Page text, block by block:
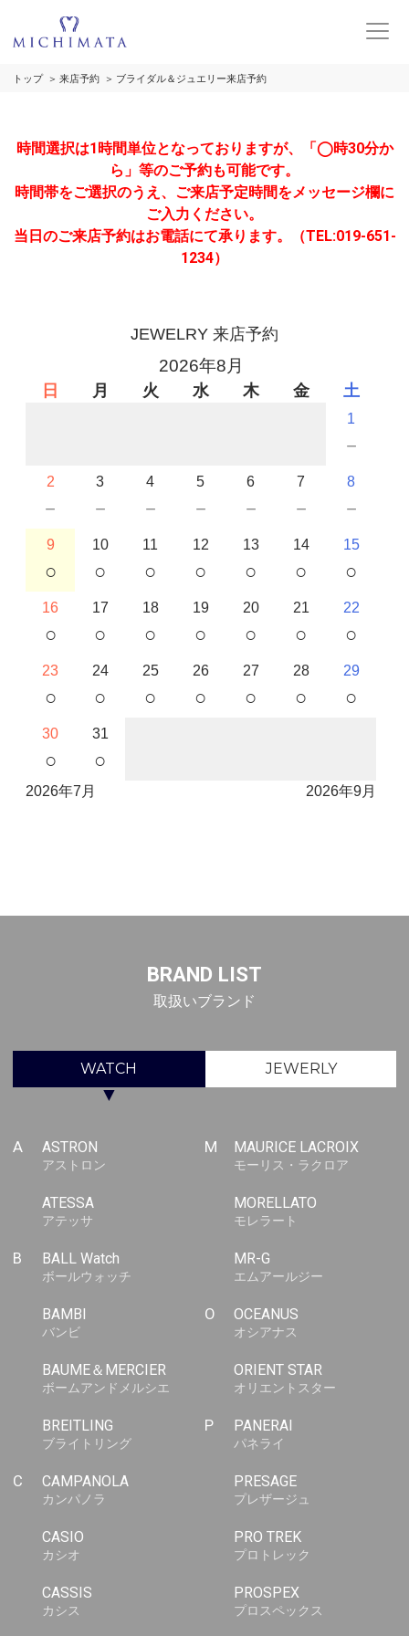
トップ 来店予約 ブライダル＆ジュエリー来店予約
時間選択は1時間単位となっておりますが、「◯時30分か
ら」等のご予約も可能です。
時間帯をご選択のうえ、ご来店予定時間をメッセージ欄に
ご入力ください。
当日のご来店予約はお電話にて承ります。（TEL:019-651-
1234）
JEWELRY 来店予約
2026年8月
日 月 火 水 木 金 土
1
－
2
－
3
－
4
－
5
－
6
－
7
－
8
－
9
○
10
○
11
○
12
○
13
○
14
○
15
○
16
○
17
○
18
○
19
○
20
○
21
○
22
○
23
○
24
○
25
○
26
○
27
○
28
○
29
○
30
○
31
○
2026年7月 2026年9月
BRAND LIST
取扱いブランド
WATCH JEWERLY
▼
A ASTRON
アストロン
ATESSA
アテッサ
B BALL Watch
ボールウォッチ
BAMBI
バンビ
BAUME＆MERCIER
ボームアンドメルシエ
BREITLING
ブライトリング
C CAMPANOLA
カンパノラ
CASIO
カシオ
CASSIS
カシス
M MAURICE LACROIX
モーリス・ラクロア
MORELLATO
モレラート
MR-G
エムアールジー
O OCEANUS
オシアナス
ORIENT STAR
オリエントスター
P PANERAI
パネライ
PRESAGE
プレザージュ
PRO TREK
プロトレック
PROSPEX
プロスペックス